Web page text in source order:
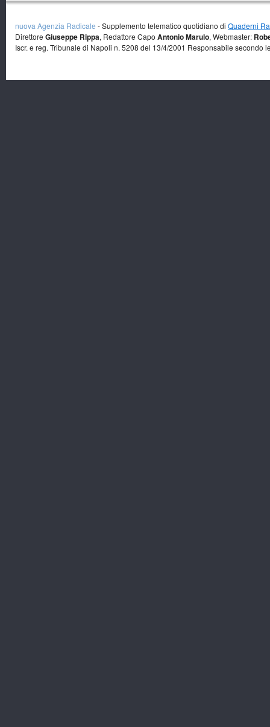
nuova Agenzia Radicale - Supplemento telematico quotidiano di Quaderni
Direttore Giuseppe Rippa, Redattore Capo Antonio Marulo, Webmaster:
Iscr. e reg. Tribunale di Napoli n. 5208 del 13/4/2001 Responsabile secondo